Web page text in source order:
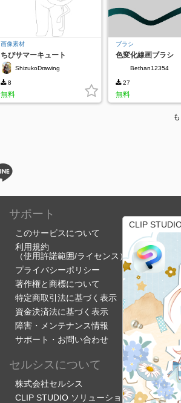
画像素材
ちびサマーキュート
ShizukoDrawing
8
無料
ブラシ
色変化線画ブラシ
Bethan12354
27
無料
CLIP
サポート
このサービスについて
利用規約
（使用許諾範囲/ライセンス）
プライバシーポリシー
著作権と商標について
特定商取引法に基づく表示
資金決済法に基づく表示
障害・メンテナンス情報
サポート・お問い合わせ
セルシスについて
株式会社セルシス
CLIP STUDIO ソリューション